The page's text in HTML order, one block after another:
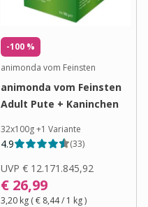
-100 %
animonda vom Feinsten
animonda vom Feinsten
Adult Pute + Kaninchen
32x100g+1 Variante
4.9 (33)
UVP € 12.171.845,92
€ 26,99
3,20 kg (€ 8,44/ 1 kg)